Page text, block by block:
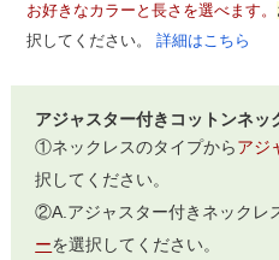
お好きなカラーと長さを選べます。
択してください。 詳細はこちら
アジャスター付きコットンネ
①ネックレスのタイプから アジ
択してください。
②A.アジャスター付きネックレ
ーを選択してください。